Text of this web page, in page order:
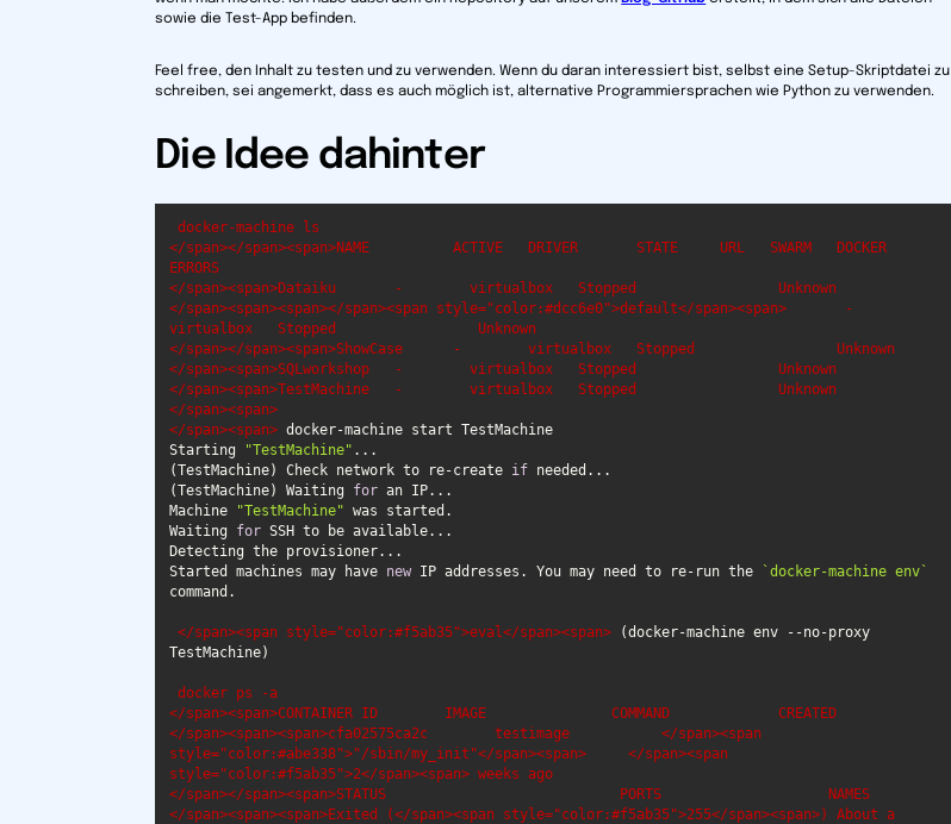
sowie die Test-App befinden.
Feel free, den Inhalt zu testen und zu verwenden. Wenn du daran interessiert bist, selbst eine Setup-Skriptdatei zu
schreiben, sei angemerkt, dass es auch möglich ist, alternative Programmiersprachen wie Python zu verwenden.
Die Idee dahinter
docker-machine ls
</span></span><span>NAME          ACTIVE   DRIVER       STATE     URL   SWARM   DOCKER
ERRORS
</span><span>Dataiku       -        virtualbox   Stopped                 Unknown
</span><span><span></span><span style="color:#dcc6e0">default</span><span>       -
virtualbox   Stopped                 Unknown
</span></span><span>ShowCase      -        virtualbox   Stopped                 Unknown
</span><span>SQLworkshop   -        virtualbox   Stopped                 Unknown
</span><span>TestMachine   -        virtualbox   Stopped                 Unknown
</span><span>
</span><span>
Starting
"TestMachine"
(TestMachine) Check network to re-create if
(TestMachine) Waiting for
Machine
"TestMachine"
Waiting for
Started machines may have new IP addresses. You may need to re-run the
`docker-machine env`
</span><span style="color:#f5ab35">eval</span><span>
(docker-machine env --no-proxy
docker ps -a
</span><span>CONTAINER ID        IMAGE               COMMAND             CREATED
</span><span><span>cfa02575ca2c        testimage           </span><span
style="color:#abe338">"/sbin/my_init"</span><span>     </span><span
style="color:#f5ab35">2</span><span> weeks ago
</span></span><span>STATUS                            PORTS                    NAMES
</span><span><span>Exited (</span><span style="color:#f5ab35">255</span><span>) About a